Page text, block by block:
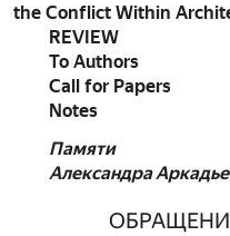
the Conflict Within
REVIEW
To Authors
Call for Papers
Notes
Памяти
Александра